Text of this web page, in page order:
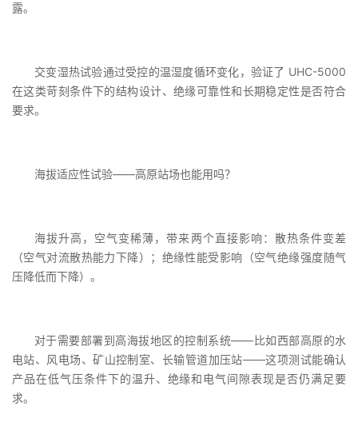
露。
交变湿热试验通过受控的温湿度循环变化，验证了 UHC-5000
在这类苛刻条件下的结构设计、绝缘可靠性和长期稳定性是否符合
要求。
海拔适应性试验——高原站场也能用吗？
海拔升高，空气变稀薄，带来两个直接影响：散热条件变差
（空气对流散热能力下降）；绝缘性能受影响（空气绝缘强度随气
压降低而下降）。
对于需要部署到高海拔地区的控制系统——比如西部高原的水
电站、风电场、矿山控制室、长输管道加压站——这项测试能确认
产品在低气压条件下的温升、绝缘和电气间隙表现是否仍满足要
求。